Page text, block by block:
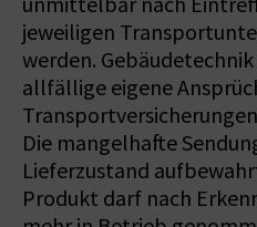
jeweiligen
werden.
allfällige eigene
Die mangelhafte
Lieferzustand
Produkt darf nach